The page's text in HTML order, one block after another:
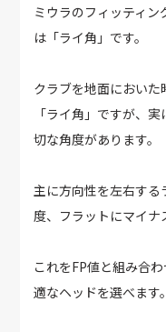
ミウラのフィッティ
は「ライ角」です。
クラブを地面におい
「ライ角」ですが、
切な角度があります。
主に方向性を左右す
度、フラットにマイナ
これをFP値と組み合
適なヘッドを選べます。